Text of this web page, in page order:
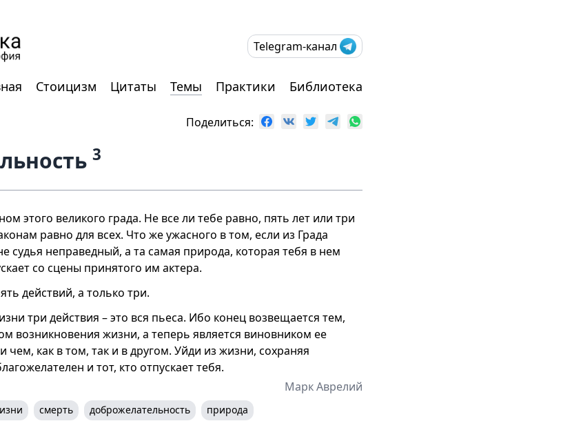
Telegram-канал
Стоицизм Цитаты Темы Практики Библиотека
Поделиться:
3
этого великого града. Не все ли тебе равно, пять лет или три
равно для всех. Что же ужасного в том, если из Града
судья неправедный, а та самая природа, которая тебя в нем
со сцены принятого им актера.
действий, а только три.
три действия – это вся пьеса. Ибо конец возвещается тем,
возникновения жизни, а теперь является виновником ее
как в том, так и в другом. Уйди из жизни, сохраняя
и тот, кто отпускает тебя.
Марк Аврелий
смерть доброжелательность природа